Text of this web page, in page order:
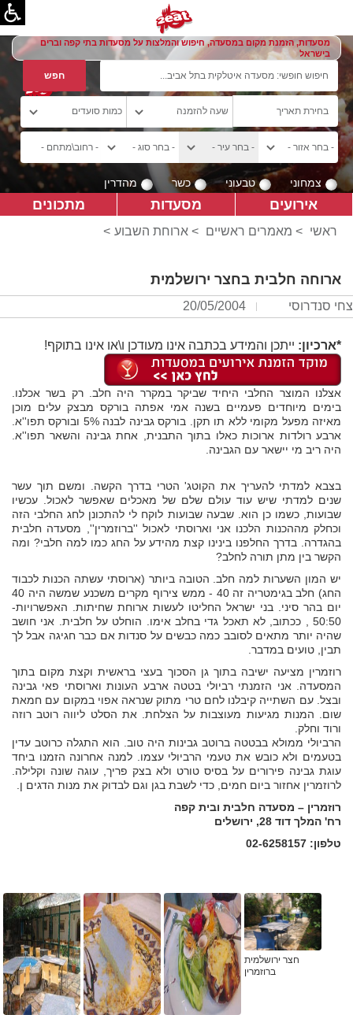
מסעדות, הזמנת מקום במסעדה, חיפוש והמלצות על מסעדות בתי קפה וברים
בישראל
צמחוני טבעוני כשר מהדרין
אירועים מסעדות מתכונים
ראשי > מאמרים ראשיים > ארוחת השבוע >
ארוחה חלבית בחצר ירושלמית
צחי סנדרוסי 20/05/2004
*ארכיון: ייתכן והמידע בכתבה אינו מעודכן ו\או אינו בתוקף!
אצלנו המוצר החלבי היחיד שביקר במקרר היה חלב. רק בשר אכלנו.
בימים מיוחדים פעמיים בשנה אמי אפתה בורקס מבצק עלים מוכן
מאיזה מפעל מקומי ללא תו תקן. בורקס גבינה לבנה 5% ובורקס תפו''א.
ארבע רולדות ארוכות כאלו בתוך התבנית, אחת גבינה והשאר תפו''א.
היה ריב מי יישאר עם הגבינה.
בצבא למדתי להעריך את הקוטג' הטרי בדרך הקשה. ומשם תוך עשר
שנים למדתי שיש עוד עולם שלם של מאכלים שאפשר לאכול. עכשיו
שבועות, כשמו כן הוא. שבעה שבועות לוקח לי להתכונן לחג החלבי הזה
וכחלק מההכנות הלכנו אני וארוסתי לאכול ''ברוזמרין'', מסעדה חלבית
בהגדרה. בדרך החלפנו בינינו קצת מהידע על החג כמו למה חלבי? ומה
הקשר בין מתן תורה לחלב?
יש המון השערות למה חלב. הטובה ביותר (ארוסתי עשתה הכנות לכבוד
החג) חלב בגימטריה זה 40 - ממש צירוף מקרים משכנע שמשה היה 40
יום בהר סיני. בני ישראל החליטו לעשות ארוחת שחיתות. האפשרויות-
50:50 , ככתוב, לא תאכל גדי בחלב אימו. הוחלט על חלבית. אני חושב
שהיה יותר מתאים לסובב כמה כבשים על סנדות אם כבר חגיגה אבל לך
תבין, טועים במדבר.
רוזמרין מציעה ישיבה בתוך גן הסכוך בעצי בראשית וקצת מקום בתוך
המסעדה. אני הזמנתי רביולי בטטה ארבע העונות וארוסתי פאי גבינה
ובצל. עם השתייה קיבלנו לחם טרי מתוק שנראה אפוי במקום עם חמאת
שום. המנות מגיעות מעוצבות על הצלחת. את הסלט ליווה רוטב רוזה
ורוד וחלק.
הרביולי ממולא בבטטה ברוטב גבינות היה טוב. הוא התגלה כרוטב עדין
בטעמים ולא כובש את טעמי הרביולי עצמו. למנה אחרונה הזמנו ביחד
עוגת גבינה פירורים על בסיס טורט ולא בצק פריך, עוגה שונה וקלילה.
לרוזמרין אחזור ביום חמים, כדי לשבת בגן וגם לבדוק את מנות הדגים ן.
רוזמרין – מסעדה חלבית ובית קפה
רח' המלך דוד 28, ירושלים
טלפון: 02-6258157
חצר ירושלמית
ברוזמרין